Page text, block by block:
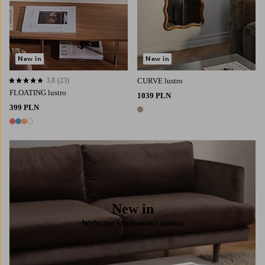
FLOATING lustro
399 PLN
4 kolory
3,8 opierając się na 23 ocenach
3,8 (23)
New in
CURVE lustro
1039 PLN
1 kolor
New in
New in
Wybrane wiadomości sezonu